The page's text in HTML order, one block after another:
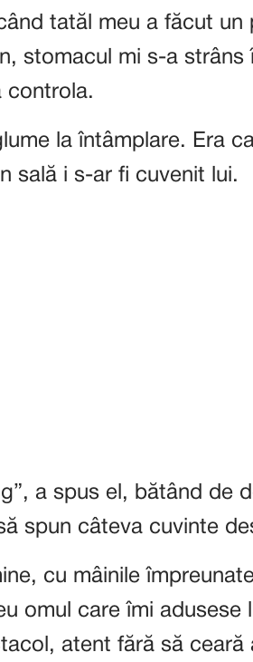
tatăl meu a făcut un
stomacul mi s-a strâns
controla.
la întâmplare. Era
sală i s-ar fi cuvenit lui.
a spus el, bătând de
spun câteva cuvinte
cu mâinile
omul care îmi adusese
atent fără să ceară